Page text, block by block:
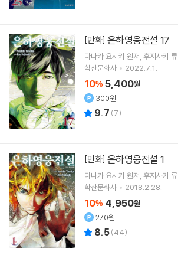
[만화] 은하영웅전설 17
다나카 요시키 원저 후지사키 류
학산문화사
2022.7.1.
10% 5,400원
300원
9.7 (7)
[만화] 은하영웅전설 1
다나카 요시키 원저 후지사키 류
학산문화사
2018.2.28.
10% 4,950원
270원
8.5(44)